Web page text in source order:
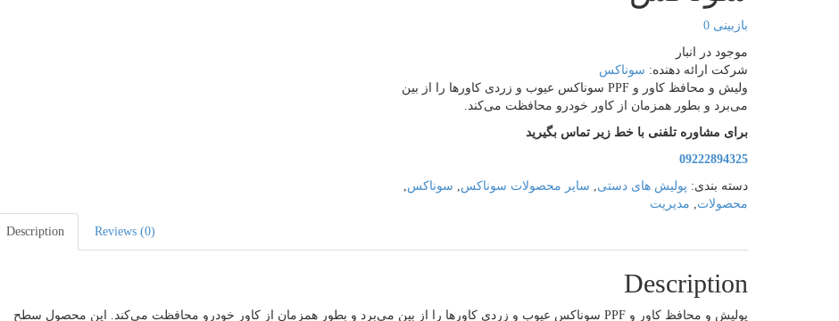
بازبینی 0
موجود در انبار
شرکت ارائه دهنده: سوناکس
ولیش و محافظ کاور و PPF سوناکس عیوب و زردی کاورها را از بین
می‌برد و بطور همزمان از کاور خودرو محافظت می‌کند.
برای مشاوره تلفنی با خط زیر تماس بگیرید
09222894325
دسته بندی: پولیش های دستی, سایر محصولات سوناکس, سوناکس,
محصولات, مدیریت
Description Reviews (0)
Description
پولیش و محافظ کاور و PPF سوناکس عیوب و زردی کاورها را از بین می‌برد و بطور همزمان از کاور خودرو محافظت می‌کند. این محصول سطح